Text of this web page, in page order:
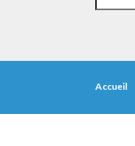
Accueil